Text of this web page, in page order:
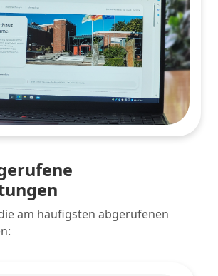
am häufigsten abgerufenen